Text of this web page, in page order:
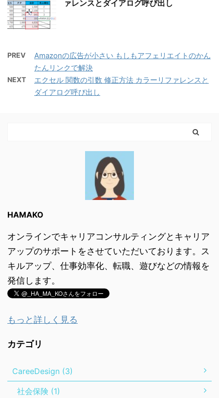
ァレンスとダイアログ呼び出し
PREV
Amazonの広告が小さい もしもアフェリエイトのかん
たんリンクで解決
NEXT
エクセル 関数の引数 修正方法 カラーリファレンスと
ダイアログ呼び出し
HAMAKO
オンラインでキャリアコンサルティングとキャリア
アップのサポートをさせていただいております。ス
キルアップ、仕事効率化、転職、遊びなどの情報を
発信します。
もっと詳しく見る
カテゴリ
CareeDesign (3)
社会保険 (1)